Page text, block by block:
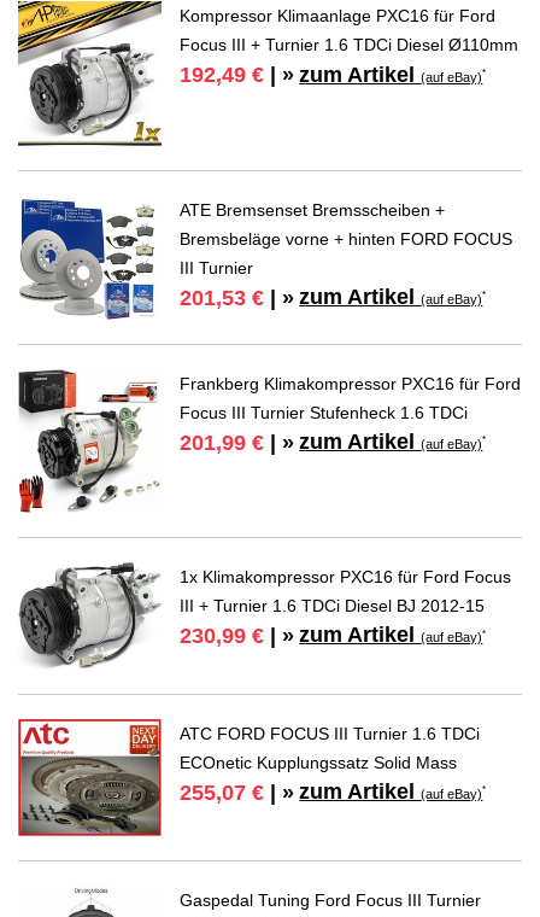
Kompressor Klimaanlage PXC16 für Ford
Focus III + Turnier 1.6 TDCi Diesel Ø110mm
192,49 € | » zum Artikel(auf eBay)*
ATE Bremsenset Bremsscheiben +
Bremsbeläge vorne + hinten FORD FOCUS
III Turnier
201,53 € | » zum Artikel(auf eBay)*
Frankberg Klimakompressor PXC16 für Ford
Focus III Turnier Stufenheck 1.6 TDCi
201,99 € | » zum Artikel(auf eBay)*
1x Klimakompressor PXC16 für Ford Focus
III + Turnier 1.6 TDCi Diesel BJ 2012-15
230,99 € | » zum Artikel(auf eBay)*
ATC FORD FOCUS III Turnier 1.6 TDCi
ECOnetic Kupplungssatz Solid Mass
255,07 € | » zum Artikel(auf eBay)*
Gaspedal Tuning Ford Focus III Turnier